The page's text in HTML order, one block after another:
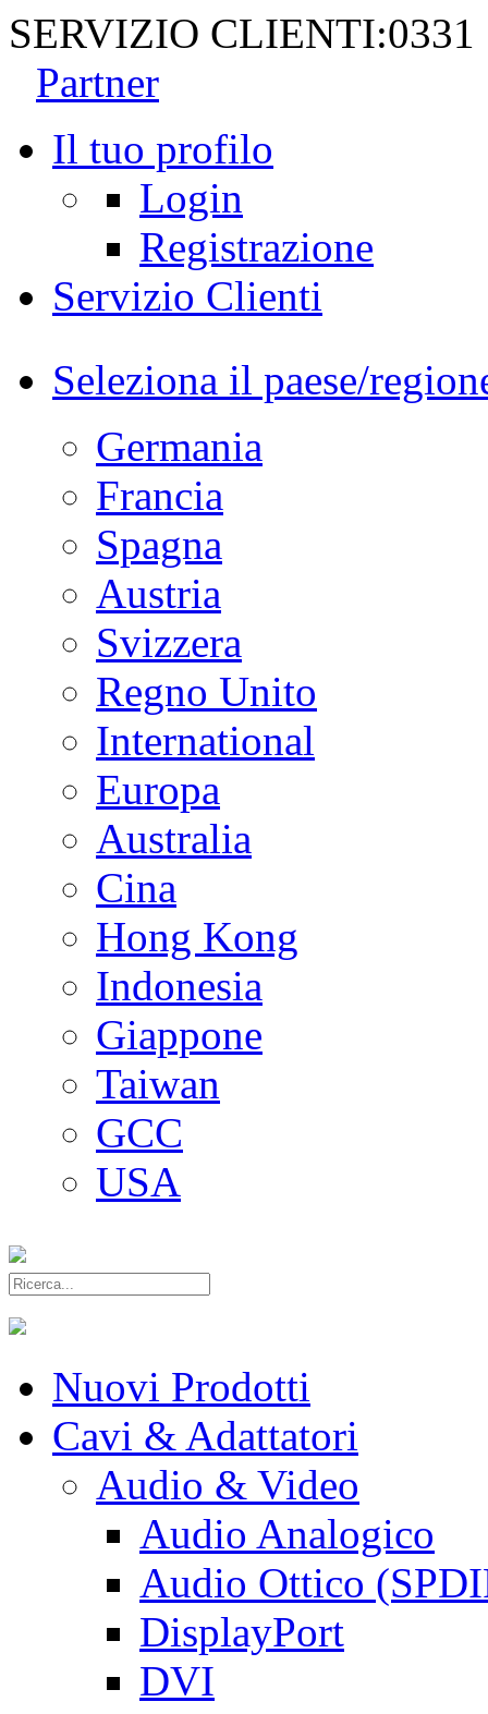
SERVIZIO CLIENTI:0331
Partner
Il tuo profilo
Login
Registrazione
Servizio Clienti
Seleziona il paese/
Germania
Francia
Spagna
Austria
Svizzera
Regno Unito
International
Europa
Australia
Cina
Hong Kong
Indonesia
Giappone
Taiwan
GCC
USA
Nuovi Prodotti
Cavi & Adattatori
Audio & Video
Audio Analogico
Audio Ottico
DisplayPort
DVI